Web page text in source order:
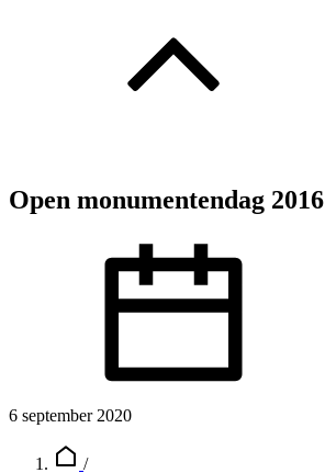
Open monumentendag 2016
6 september 2020
/